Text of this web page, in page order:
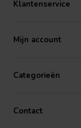
Klantenservice
Mijn account
Categorieën
Contact